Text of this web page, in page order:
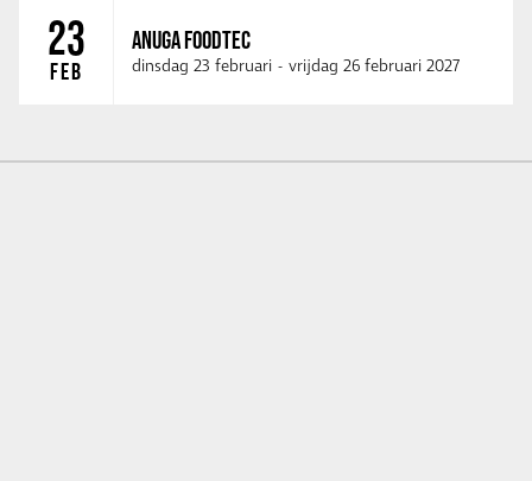
23
FEB
ANUGA FOODTEC
dinsdag 23 februari - vrijdag 26 februari 2027